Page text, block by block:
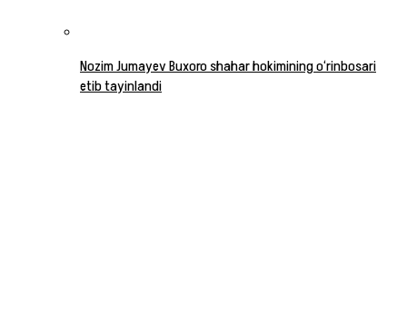
Nozim Jumayev Buxoro shahar hokimining o‘rinbosari
etib tayinlandi